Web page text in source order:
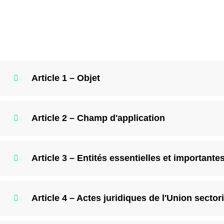
Article 1 – Objet
Article 2 – Champ d'application
Article 3 – Entités essentielles et
Article 4 – Actes juridiques de l'Union